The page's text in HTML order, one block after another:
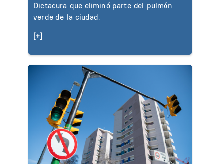
Dictadura que eliminó parte del pulmón
verde de la ciudad.
[+]